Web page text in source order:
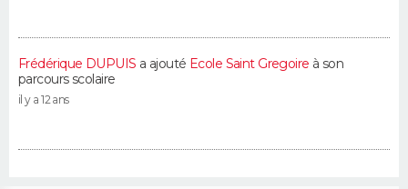
Frédérique DUPUIS a ajouté Ecole Saint Gregoire à son
parcours scolaire
il y a 12 ans